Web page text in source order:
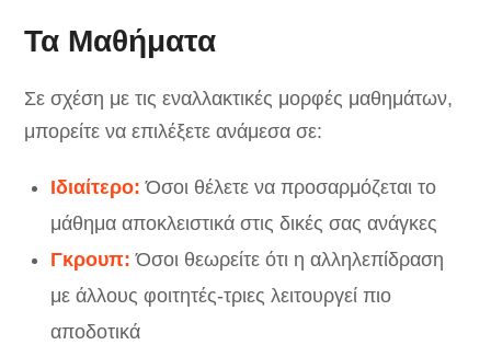
Τα Μαθήματα
Σε σχέση με τις εναλλακτικές μορφές μαθημάτων,
μπορείτε να επιλέξετε ανάμεσα σε:
Ιδιαίτερο: Όσοι θέλετε να προσαρμόζεται το
μάθημα αποκλειστικά στις δικές σας ανάγκες
Γκρουπ: Όσοι θεωρείτε ότι η αλληλεπίδραση
με άλλους φοιτητές-τριες λειτουργεί πιο
αποδοτικά